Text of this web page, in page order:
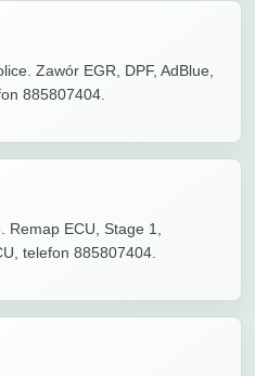
Zawór EGR, DPF, AdBlue,
885807404.
ECU, Stage 1,
telefon 885807404.